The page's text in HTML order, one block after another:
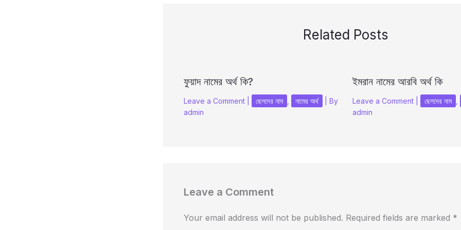
Related Posts
ফুয়াদ নামের অর্থ কি?
Leave a Comment ছেলদের নাম নামের অর্থ
| By
admin
ইমরান নামের আরবি অর্থ কি
Leave a Comment ছেলদের নাম
admin
Leave a Comment
Your email address will not be published. Required fields are marked *